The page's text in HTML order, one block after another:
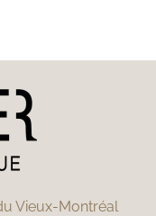
Vieux-Montréal